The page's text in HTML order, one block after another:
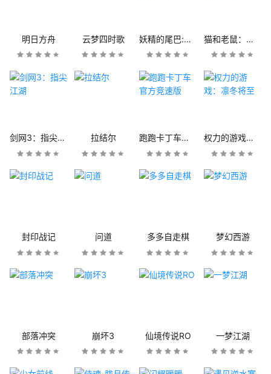
明日方舟 云梦四时歌 妖精的尾巴:魔导少年 猫和老鼠：欢乐互动
剑网3：指尖江湖 拉结尔 跑跑卡丁车官方竞速版 权力的游戏：凛冬将至
封印战记 问道 多多自走棋 梦幻西游
部落冲突 崩坏3 仙境传说RO 一梦江湖